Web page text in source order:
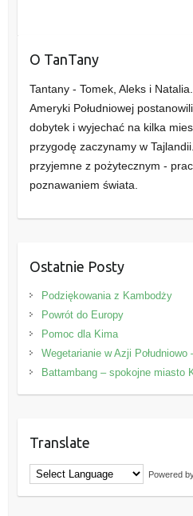
O TanTany
Tantany - Tomek, Aleks i
Ameryki Południowej
dobytek i wyjechać na kilka
przygodę zaczynamy w
przyjemne z pożytecznym -
poznawaniem świata.
Ostatnie Posty
Podziękowania z Kambodży
Powrót do Europy
Pomoc dla Kima
Wegetarianie w Azji Południowo
Battambang – spokojne miasto
Translate
Powered